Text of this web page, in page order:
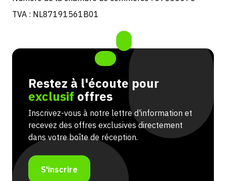
TVA : NL87191561B01
Restez à l'écoute pour
exclusif offres
Inscrivez-vous à notre lettre d'information et
recevez des offres exclusives directement
dans votre boîte de réception.
S'inscrire